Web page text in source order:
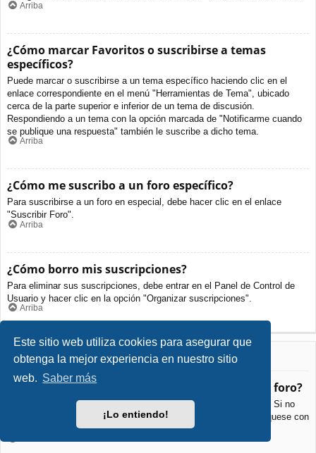
Este sitio web utiliza cookies para asegurar que
obtenga la mejor experiencia en nuestro sitio
web. Saber más
¡Lo entiendo!
Arriba
¿Cómo marcar Favoritos o suscribirse a temas
específicos?
Puede marcar o suscribirse a un tema específico haciendo clic en el
enlace correspondiente en el menú "Herramientas de Tema", ubicado
cerca de la parte superior e inferior de un tema de discusión.
Respondiendo a un tema con la opción marcada de "Notificarme cuando
se publique una respuesta" también le suscribe a dicho tema.
Arriba
¿Cómo me suscribo a un foro específico?
Para suscribirse a un foro en especial, debe hacer clic en el enlace
"Suscribir Foro".
Arriba
¿Cómo borro mis suscripciones?
Para eliminar sus suscripciones, debe entrar en el Panel de Control de
Usuario y hacer clic en la opción "Organizar suscripciones".
Arriba
Archivos Adjuntos
¿Qué archivos adjuntos son permitidos en este foro?
Cada foro puede permitir o no ciertos tipos de archivos adjuntos. Si no
está seguro de que tipos de archivos se pueden cargar, comuníquese con
La Administración para obtener más información.